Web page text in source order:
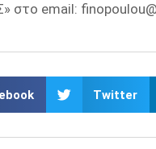
στο email:
Twitter